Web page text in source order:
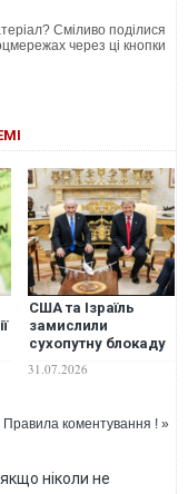
Сміливо поділися
через ці кнопки
США та Iзраїль
замислили
сухопутну блокаду
Ірану, - The
Telegraph
31.07.2026
Правила коментування ! »
ніколи не